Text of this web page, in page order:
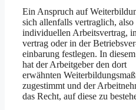
Ein Anspruch auf
sich allenfalls vertraglich, also
individuellen Arbeitsvertrag,
vertrag oder in der
einbarung festlegen. In
hat der Arbeitgeber den dort
erwähnten
zugestimmt und der
das Recht, auf diese zu